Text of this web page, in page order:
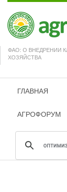
ФАО: О ВНЕДРЕНИИ
ХОЗЯЙСТВА
ГЛАВНАЯ
АГРОФОРУМ